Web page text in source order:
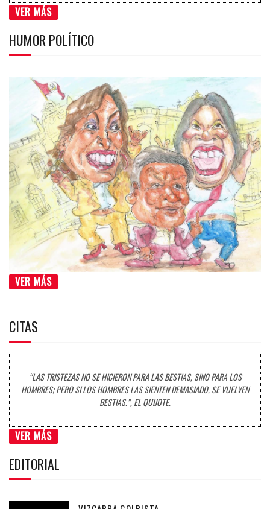
VER MÁS
HUMOR POLÍTICO
VER MÁS
CITAS
“LAS TRISTEZAS NO SE HICIERON PARA LAS BESTIAS, SINO PARA LOS
HOMBRES; PERO SI LOS HOMBRES LAS SIENTEN DEMASIADO, SE VUELVEN
BESTIAS.”, EL QUIJOTE.
VER MÁS
EDITORIAL